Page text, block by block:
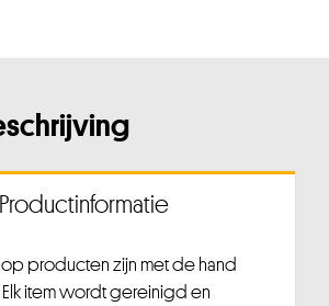
Productinformatie
producten zijn met de hand
item wordt gereinigd en